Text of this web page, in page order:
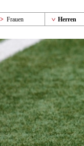
Frauen Herren